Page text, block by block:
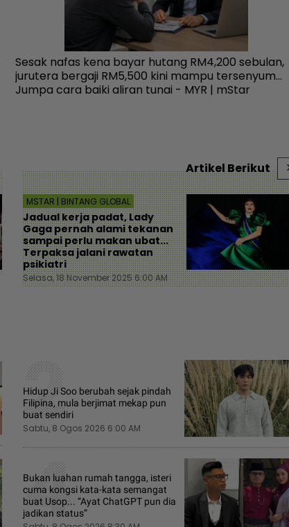
Sesak nafas kena bayar hutang RM4,200 sebulan,
jurutera bergaji RM5,500 kini mampu tersenyum...
Jumpa cara baiki aliran tunai - MYR | mStar
Artikel Berikut
MSTAR | BINTANG GLOBAL
Jadual kerja padat, Lady
Gaga pernah alami tekanan
sampai perlu makan ubat...
Terpaksa jalani rawatan
psikiatri
Selasa, 18 November 2025 6:00 AM
2
Hidup Ji Soo berubah sejak pindah
Filipina, mula berjimat mekap pun
buat sendiri
Sabtu, 8 Ogos 2026 6:00 AM
4
Bukan luahan rumah tangga, isteri
cuma kongsi kata-kata semangat
buat Usop... “Ayat ChatGPT pun dia
jadikan status”